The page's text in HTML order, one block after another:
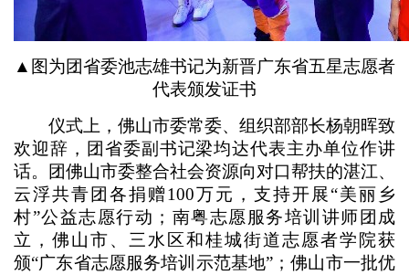
▲图为团省委池志雄书记为新晋广东省五星志愿者
代表颁发证书
仪式上，佛山市委常委、组织部部长杨朝晖致
欢迎辞，团省委副书记梁均达代表主办单位作讲
话。团佛山市委整合社会资源向对口帮扶的湛江、
云浮共青团各捐赠100万元，支持开展“美丽乡
村”公益志愿行动；南粤志愿服务培训讲师团成
立，佛山市、三水区和桂城街道志愿者学院获
颁“广东省志愿服务培训示范基地”；佛山市一批优